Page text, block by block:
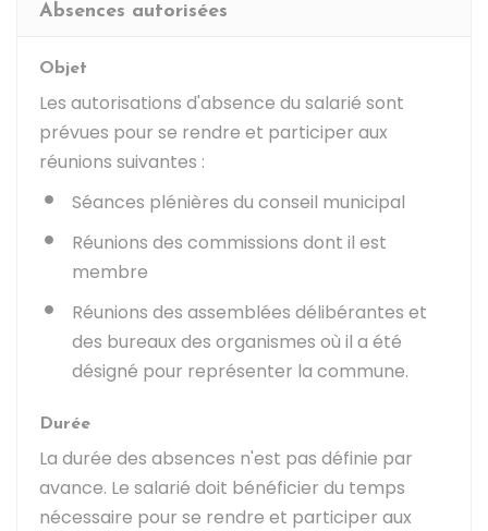
Absences autorisées
Objet
Les autorisations d'absence du salarié sont
prévues pour se rendre et participer aux
réunions suivantes :
Séances plénières du conseil municipal
Réunions des commissions dont il est
membre
Réunions des assemblées délibérantes et
des bureaux des organismes où il a été
désigné pour représenter la commune.
Durée
La durée des absences n'est pas définie par
avance. Le salarié doit bénéficier du temps
nécessaire pour se rendre et participer aux